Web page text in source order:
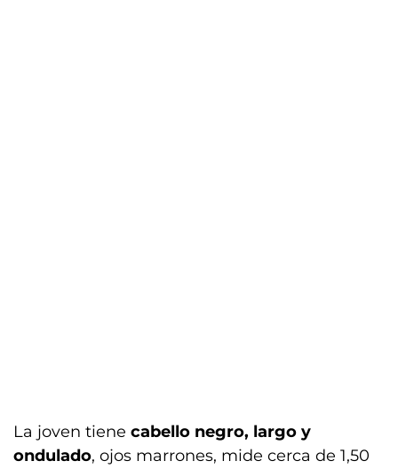
La joven tiene cabello negro, largo y
ondulado, ojos marrones, mide cerca de 1,50